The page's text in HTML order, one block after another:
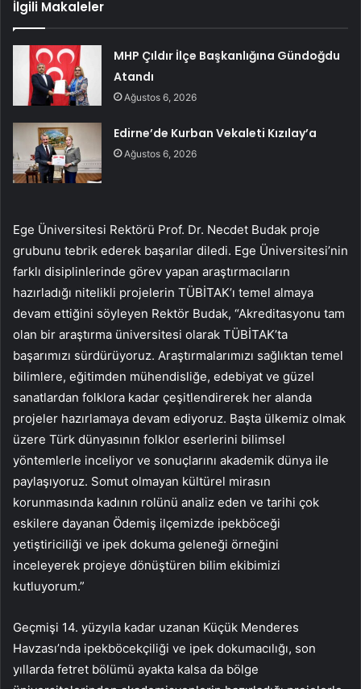
İlgili Makaleler
MHP Çıldır İlçe Başkanlığına Gündoğdu
Atandı
Ağustos 6, 2026
Edirne’de Kurban Vekaleti Kızılay’a
Ağustos 6, 2026
Ege Üniversitesi Rektörü Prof. Dr. Necdet Budak proje
grubunu tebrik ederek başarılar diledi. Ege Üniversitesi’nin
farklı disiplinlerinde görev yapan araştırmacıların
hazırladığı nitelikli projelerin TÜBİTAK’ı temel almaya
devam ettiğini söyleyen Rektör Budak, “Akreditasyonu tam
olan bir araştırma üniversitesi olarak TÜBİTAK’ta
başarımızı sürdürüyoruz. Araştırmalarımızı sağlıktan temel
bilimlere, eğitimden mühendisliğe, edebiyat ve güzel
sanatlardan folklora kadar çeşitlendirerek her alanda
projeler hazırlamaya devam ediyoruz. Başta ülkemiz olmak
üzere Türk dünyasının folklor eserlerini bilimsel
yöntemlerle inceliyor ve sonuçlarını akademik dünya ile
paylaşıyoruz. Somut olmayan kültürel mirasın
korunmasında kadının rolünü analiz eden ve tarihi çok
eskilere dayanan Ödemiş ilçemizde ipekböceği
yetiştiriciliği ve ipek dokuma geleneği örneğini
inceleyerek projeye dönüştüren bilim ekibimizi
kutluyorum.”
Geçmişi 14. yüzyıla kadar uzanan Küçük Menderes
Havzası’nda ipekböcekçiliği ve ipek dokumacılığı, son
yıllarda fetret bölümü ayakta kalsa da bölge